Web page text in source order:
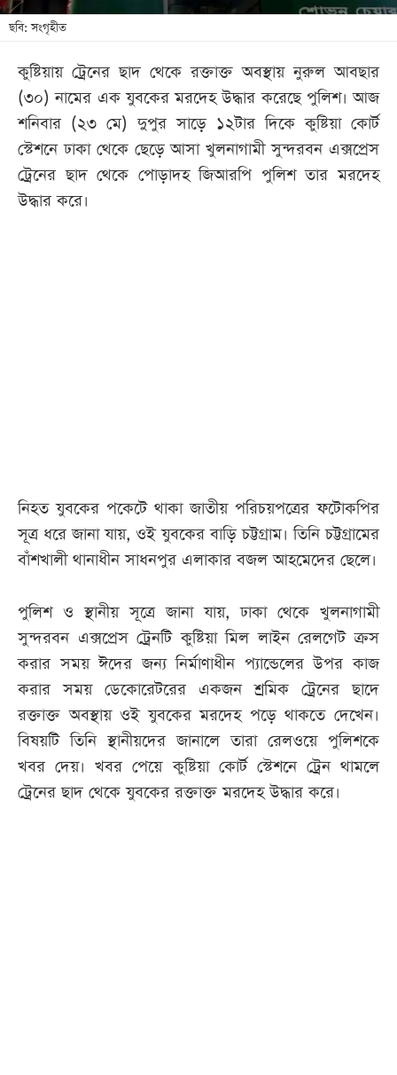
শিক্ষা
সব
বিভাগ
ছবি
ছবি: সংগৃহীত
কুষ্টিয়ায় ট্রেনের ছাদ থেকে রক্তাক্ত অবস্থায় নুরুল আবছার
(৩০) নামের এক যুবকের মরদেহ উদ্ধার করেছে পুলিশ। আজ
শনিবার (২৩ মে) দুপুর সাড়ে ১২টার দিকে কুষ্টিয়া কোর্ট
স্টেশনে ঢাকা থেকে ছেড়ে আসা খুলনাগামী সুন্দরবন এক্সপ্রেস
ট্রেনের ছাদ থেকে পোড়াদহ জিআরপি পুলিশ তার মরদেহ
উদ্ধার করে।
নিহত যুবকের পকেটে থাকা জাতীয় পরিচয়পত্রের ফটোকপির
সূত্র ধরে জানা যায়, ওই যুবকের বাড়ি চট্টগ্রাম। তিনি চট্টগ্রামের
বাঁশখালী থানাধীন সাধনপুর এলাকার বজল আহমেদের ছেলে।
পুলিশ ও স্থানীয় সূত্রে জানা যায়, ঢাকা থেকে খুলনাগামী
সুন্দরবন এক্সপ্রেস ট্রেনটি কুষ্টিয়া মিল লাইন রেলগেট ক্রস
করার সময় ঈদের জন্য নির্মাণাধীন প্যান্ডেলের উপর কাজ
করার সময় ডেকোরেটরের একজন শ্রমিক ট্রেনের ছাদে
রক্তাক্ত অবস্থায় ওই যুবকের মরদেহ পড়ে থাকতে দেখেন।
বিষয়টি তিনি স্থানীয়দের জানালে তারা রেলওয়ে পুলিশকে
খবর দেয়। খবর পেয়ে কুষ্টিয়া কোর্ট স্টেশনে ট্রেন থামলে
ট্রেনের ছাদ থেকে যুবকের রক্তাক্ত মরদেহ উদ্ধার করে।